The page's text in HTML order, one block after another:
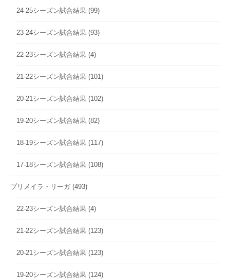
24-25シーズン試合結果 (99)
23-24シーズン試合結果 (93)
22-23シーズン試合結果 (4)
21-22シーズン試合結果 (101)
20-21シーズン試合結果 (102)
19-20シーズン試合結果 (82)
18-19シーズン試合結果 (117)
17-18シーズン試合結果 (108)
プリメイラ・リーガ (493)
22-23シーズン試合結果 (4)
21-22シーズン試合結果 (123)
20-21シーズン試合結果 (123)
19-20シーズン試合結果 (124)